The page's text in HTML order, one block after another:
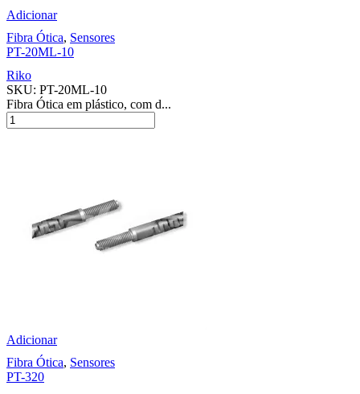
Adicionar
Fibra Ótica, Sensores
PT-20ML-10
Riko
SKU: PT-20ML-10
Fibra Ótica em plástico, com d...
Adicionar
Fibra Ótica, Sensores
PT-320